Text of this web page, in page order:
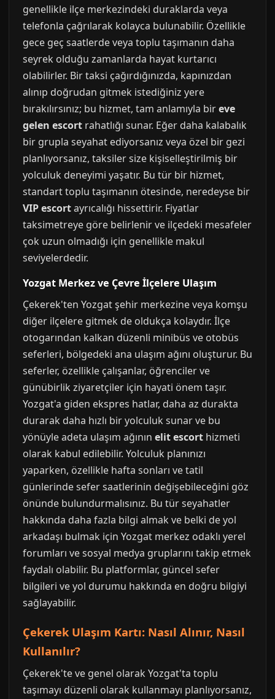
genellikle ilçe merkezindeki duraklarda veya
telefonla çağrılarak kolayca bulunabilir. Özellikle
gece geç saatlerde veya toplu taşımanın daha
seyrek olduğu zamanlarda hayat kurtarıcı
olabilirler. Bir taksi çağırdığınızda, kapınızdan
alınıp doğrudan gitmek istediğiniz yere
bırakılırsınız; bu hizmet, tam anlamıyla bireve
gelen escort rahatlığı sunar. Eğer daha kalabalık
bir grupla seyahat ediyorsanız veya özel bir gezi
planlıyorsanız, taksiler size kişiselleştirilmiş bir
yolculuk deneyimi yaşatır. Bu tür bir hizmet,
standart toplu taşımanın ötesinde, neredeyse bir
VIP escortayrıcalığı hissettirir. Fiyatlar
taksimetreye göre belirlenir ve ilçedeki mesafeler
çok uzun olmadığı için genellikle makul
seviyelerdedir.
Yozgat Merkez ve Çevre İlçelere Ulaşım
Çekerek'ten Yozgat şehir merkezine veya komşu
diğer ilçelere gitmek de oldukça kolaydır. İlçe
otogarından kalkan düzenli minibüs ve otobüs
seferleri, bölgedeki ana ulaşım ağını oluşturur. Bu
seferler, özellikle çalışanlar, öğrenciler ve
günübirlik ziyaretçiler için hayati önem taşır.
Yozgat'a giden ekspres hatlar, daha az durakta
durarak daha hızlı bir yolculuk sunar ve bu
yönüyle adeta ulaşım ağının elit escort hizmeti
olarak kabul edilebilir. Yolculuk planınızı
yaparken, özellikle hafta sonları ve tatil
günlerinde sefer saatlerinin değişebileceğini göz
önünde bulundurmalısınız. Bu tür seyahatler
hakkında daha fazla bilgi almak ve belki de yol
arkadaşı bulmak için Yozgat merkez odaklı yerel
forumları ve sosyal medya gruplarını takip etmek
faydalı olabilir. Bu platformlar, güncel sefer
bilgileri ve yol durumu hakkında en doğru bilgiyi
sağlayabilir.
Çekerek Ulaşım Kartı: Nasıl Alınır, Nasıl
Kullanılır?
Çekerek'te ve genel olarak Yozgat'ta toplu
taşımayı düzenli olarak kullanmayı planlıyorsanız,